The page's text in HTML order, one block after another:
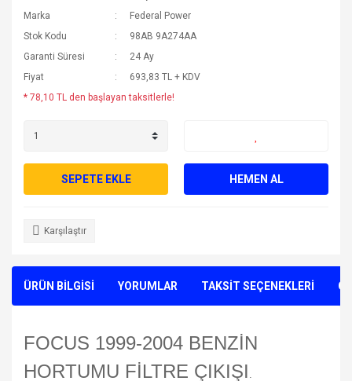
Marka
Federal Power
Stok Kodu
98AB 9A274AA
Garanti Süresi
24 Ay
Fiyat
693,83 TL + KDV
* 78,10 TL den başlayan taksitlerle!
SEPETE EKLE HEMEN AL
Karşılaştır
ÜRÜN BİLGİSİ YORUMLAR TAKSİT SEÇENEKLERİ
FOCUS 1999-2004 BENZİN
HORTUMU FİLTRE ÇIKIŞI .